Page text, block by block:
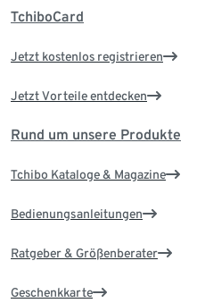
TchiboCard
Jetzt kostenlos registrieren
Jetzt Vorteile entdecken
Rund um unsere Produkte
Tchibo Kataloge & Magazine
Bedienungsanleitungen
Ratgeber & Größenberater
Geschenkkarte